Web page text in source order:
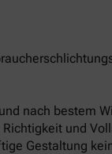
nach bestem
und
Gestaltung